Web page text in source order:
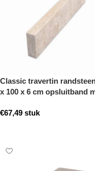
Classic travertin
x 100 x 6 cm opsluitband
€67,49 stuk